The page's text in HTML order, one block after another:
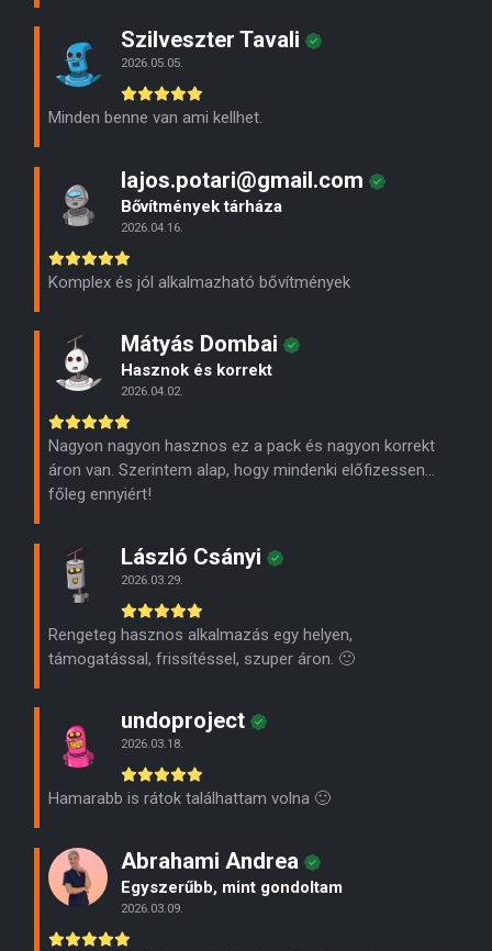
Szilveszter Tavali
2026.05.05.
Minden benne van ami kellhet.
lajos.potari@gmail.com
Bővítmények tárháza
2026.04.16.
Komplex és jól alkalmazható bővítmények
Mátyás Dombai
Hasznok és korrekt
2026.04.02.
Nagyon nagyon hasznos ez a pack és nagyon korrekt
áron van. Szerintem alap, hogy mindenki előfizessen…
főleg ennyiért!
László Csányi
2026.03.29.
Rengeteg hasznos alkalmazás egy helyen,
támogatással, frissítéssel, szuper áron. 🙂
undoproject
2026.03.18.
Hamarabb is rátok találhattam volna 🙂
Abrahami Andrea
Egyszerűbb, mint gondoltam
2026.03.09.